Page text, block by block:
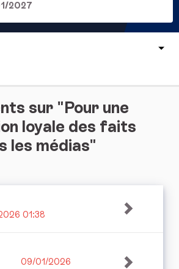
2027
sur "Pour une
loyale des faits
les médias"
01:38
09/01/2026